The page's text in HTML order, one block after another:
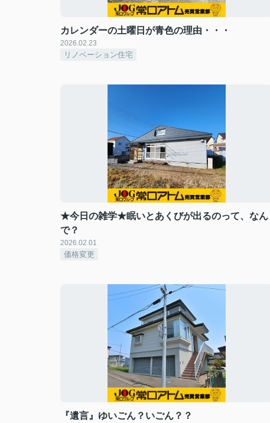
カレンダーの土曜日が青色の理由・・・
2026.02.23
リノベーション住宅
★今日の雑学★眠いとあくびが出るのって、なん
で？
2026.02.01
価格変更
『遺言』ゆいごん？いごん？？